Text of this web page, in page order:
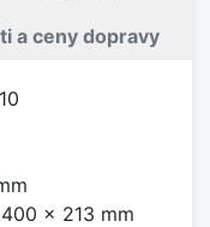
a ceny dopravy
x 213 mm